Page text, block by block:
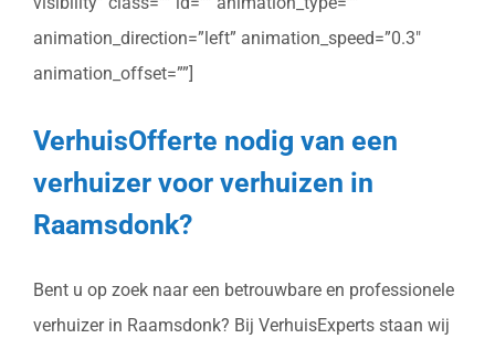
animation_direction=”left” animation_speed=”0.3″
animation_offset=””]
VerhuisOfferte nodig van een
verhuizer voor verhuizen in
Raamsdonk?
Bent u op zoek naar een betrouwbare en professionele
verhuizer in Raamsdonk? Bij VerhuisExperts staan wij